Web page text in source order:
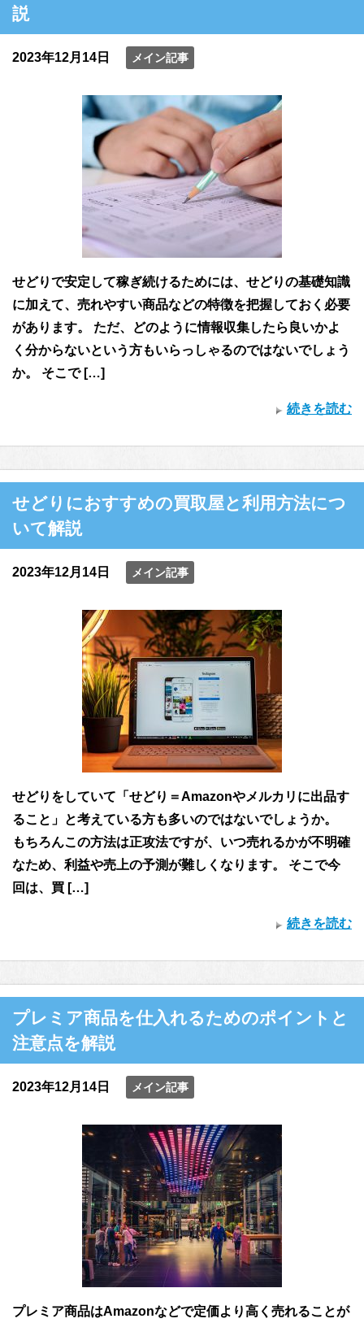
説
2023年12月14日 メイン記事
せどりで安定して稼ぎ続けるためには、せどりの基礎知識
に加えて、売れやすい商品などの特徴を把握しておく必要
があります。 ただ、どのように情報収集したら良いかよ
く分からないという方もいらっしゃるのではないでしょう
か。 そこで […]
続きを読む
せどりにおすすめの買取屋と利用方法につ
いて解説
2023年12月14日 メイン記事
せどりをしていて「せどり＝Amazonやメルカリに出品す
ること」と考えている方も多いのではないでしょうか。
もちろんこの方法は正攻法ですが、いつ売れるかが不明確
なため、利益や売上の予測が難しくなります。 そこで今
回は、買 […]
続きを読む
プレミア商品を仕入れるためのポイントと
注意点を解説
2023年12月14日 メイン記事
プレミア商品はAmazonなどで定価より高く売れることが